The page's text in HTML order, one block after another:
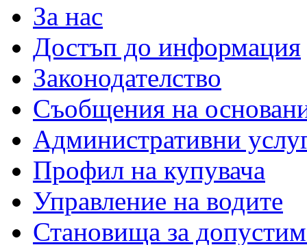
За нас
Достъп до информация
Законодателство
Съобщения на
Административни
Профил на купувача
Управление на водите
Становища за